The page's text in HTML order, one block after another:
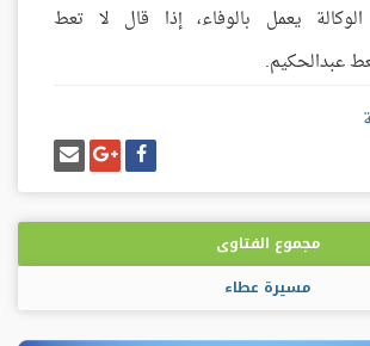
يعمل بالوفاء، إذا قال لا تعط
عبدالحكيم.
شارك
على
فيسبوك
شارك
على
غوغل
بلس
إرسل
إيميل
مجموع الفتاوى
مسيرة عطاء